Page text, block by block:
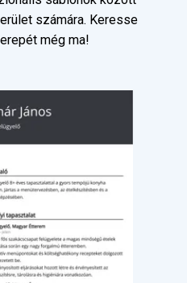
számára. Keresse
még ma!